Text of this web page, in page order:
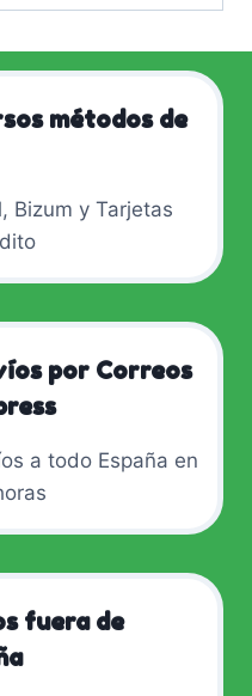
métodos de
Bizum y Tarjetas
por Correos
a todo España en
fuera de